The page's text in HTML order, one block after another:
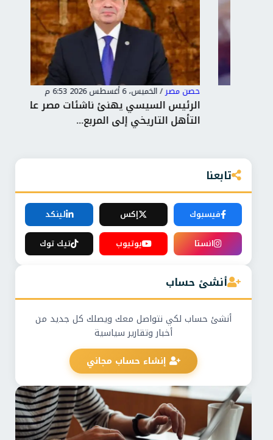
حصن مصر/الخميس، 6 أغسطس 2026 6:53 م
الرئيس السيسي يهنئ ناشئات مصر على
التأهل التاريخي إلى المربع...
تابعنا
فيسبوك إكس
لينكد
انستا
يوتيوب تيك توك
أنشئ حساب
أنشئ حساب لكي نتواصل معك ويصلك كل جديد من
أخبار وتقارير سياسية
إنشاء حساب مجاني